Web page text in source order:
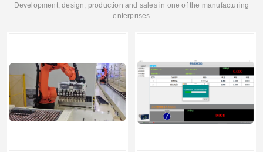
Development, design, production and sales in one of the manufacturing
enterprises